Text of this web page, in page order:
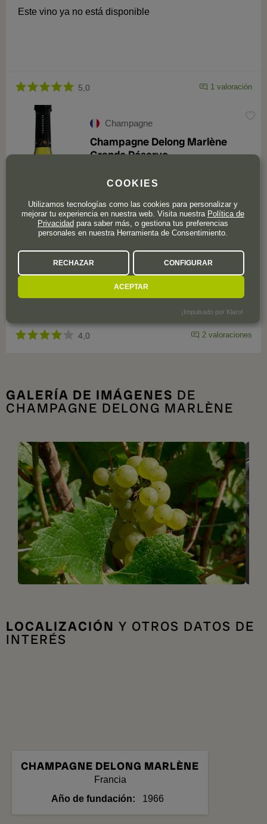
Este vino ya no está disponible
5,0 1 valoración
Champagne
Champagne Delong Marlène
Grande Réserve
Este vino ya no está disponible
4,0 2 valoraciones
GALERÍA DE IMÁGENES DE
CHAMPAGNE DELONG MARLÈNE
LOCALIZACIÓN Y OTROS DATOS DE
INTERÉS
CHAMPAGNE DELONG MARLÈNE
Francia
Año de fundación
1966
COOKIES
Utilizamos tecnologías como las cookies para personalizar y
mejorar tu experiencia en nuestra web. Visita nuestra Política de
Privacidadpara saber más, o gestiona tus preferencias
personales en nuestra Herramienta de Consentimiento.
RECHAZAR CONFIGURAR
ACEPTAR
¡Impulsado por Klaro!